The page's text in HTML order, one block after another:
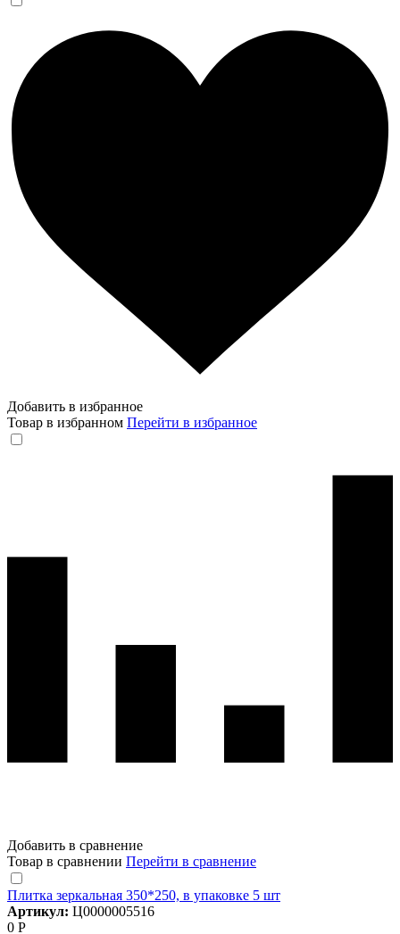
Добавить в избранное
Товар в избранном Перейти в избранное
Добавить в сравнение
Товар в сравнении Перейти в сравнение
Плитка зеркальная 350*250, в упаковке 5 шт
Артикул: Ц0000005516
0 Р